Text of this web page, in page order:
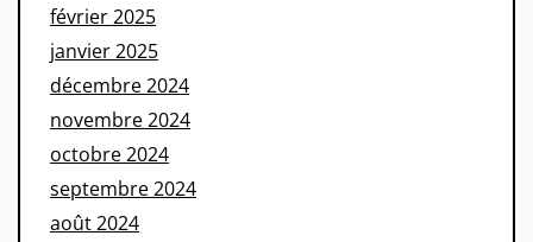
février 2025
janvier 2025
décembre 2024
novembre 2024
octobre 2024
septembre 2024
août 2024